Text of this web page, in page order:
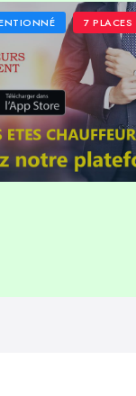
7 PLACES